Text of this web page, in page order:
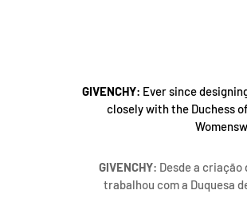
GIVENCHY: Ever since
closely with the Duchess
GIVENCHY: Desde a criação
trabalhou com a Duquesa